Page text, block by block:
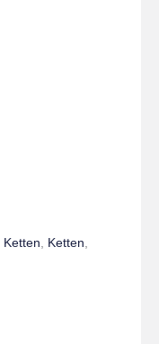
Ketten, Ketten,